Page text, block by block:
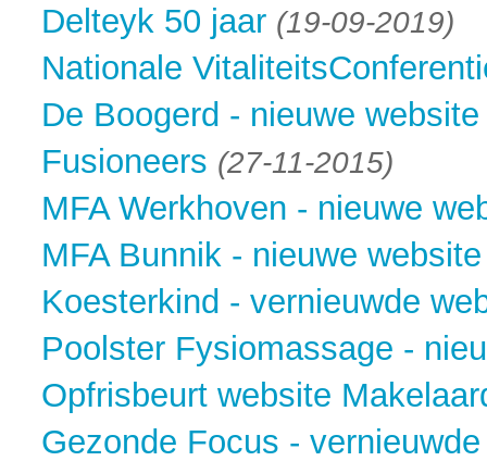
Delteyk 50 jaar (19-09-2019)
Nationale
De Boogerd - nieuwe website
Fusioneers (27-11-2015)
MFA Werkhoven - nieuwe
MFA Bunnik - nieuwe website
Koesterkind - vernieuwde
Poolster Fysiomassage -
Opfrisbeurt website
Gezonde Focus -